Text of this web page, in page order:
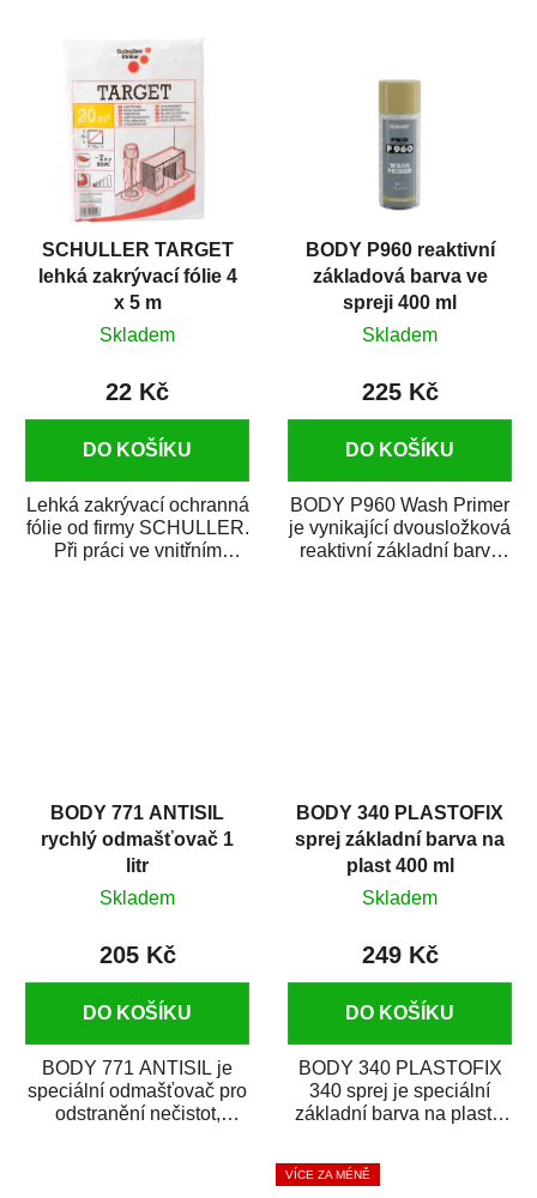
SCHULLER TARGET
lehká zakrývací fólie 4
x 5 m
Skladem
22 Kč
DO KOŠÍKU
Lehká zakrývací ochranná
fólie od firmy SCHULLER.
Při práci ve vnitřním
BODY P960 reaktivní
základová barva ve
spreji 400 ml
Skladem
225 Kč
DO KOŠÍKU
BODY P960 Wash Primer
je vynikající dvousložková
reaktivní základní barva
BODY 771 ANTISIL
rychlý odmašťovač 1
litr
Skladem
205 Kč
DO KOŠÍKU
BODY 771 ANTISIL je
speciální odmašťovač pro
odstranění nečistot,
BODY 340 PLASTOFIX
sprej základní barva na
plast 400 ml
Skladem
249 Kč
DO KOŠÍKU
BODY 340 PLASTOFIX
340 sprej je speciální
základní barva na plasty,
vrchních...
VÍCE ZA MÉNĚ